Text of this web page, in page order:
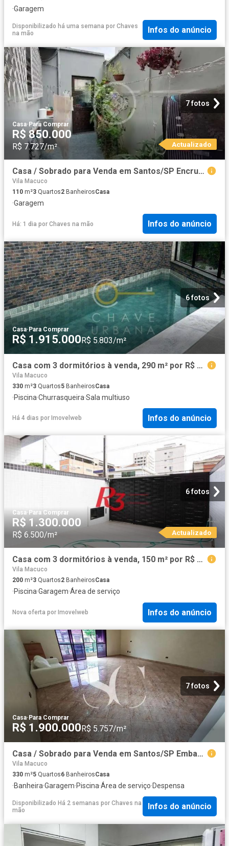
·Garagem
Disponibilizado há uma semana por Chaves
na mão
Infos do anúncio
7 fotos
Casa· Para Comprar
R$ 850.000
R$ 7.727/m² Actualizado
Casa / Sobrado para Venda em Santos/SP Encruzilhada 3 Quartos
Vila Macuco
110 m²3 Quartos2 BanheirosCasa
·Garagem
Há: 1 dia por Chaves na mão Infos do anúncio
6 fotos
Casa·Para Comprar
R$ 1.915.000R$ 5.803/m²
Casa com 3 dormitórios à venda, 290 m² por R$ 1.915.000,00 Aparecida Santos/SP
Vila Macuco
330 m²3 Quartos5 BanheirosCasa
·Piscina·Churrasqueira·Sala multiuso
Há 4 dias por Imovelweb Infos do anúncio
6 fotos
Casa· Para Comprar
R$ 1.300.000
R$ 6.500/m² Actualizado
Casa com 3 dormitórios à venda, 150 m² por R$ 1.300.000,00 Aparecida Santos/SP
Vila Macuco
200 m²3 Quartos2 BanheirosCasa
·Piscina·Garagem·Área de serviço
Nova oferta por Imovelweb Infos do anúncio
7 fotos
Casa· Para Comprar
R$ 1.900.000R$ 5.757/m²
Casa / Sobrado para Venda em Santos/SP Embaré 5 Quartos
Vila Macuco
330 m²5 Quartos6 BanheirosCasa
·Banheira·Garagem·Piscina·Área de serviço·Despensa
Disponibilizado Há 2 semanas por Chaves na
mão
Infos do anúncio